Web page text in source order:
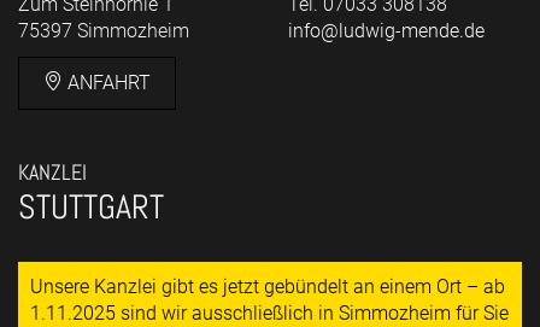
Zum Steinhörnle 1
75397 Simmozheim
ANFAHRT
Tel. 07033 308138
info@ludwig-mende.de
KANZLEI
STUTTGART
Unsere Kanzlei gibt es jetzt gebündelt an einem Ort – ab
1.11.2025 sind wir ausschließlich in Simmozheim für Sie